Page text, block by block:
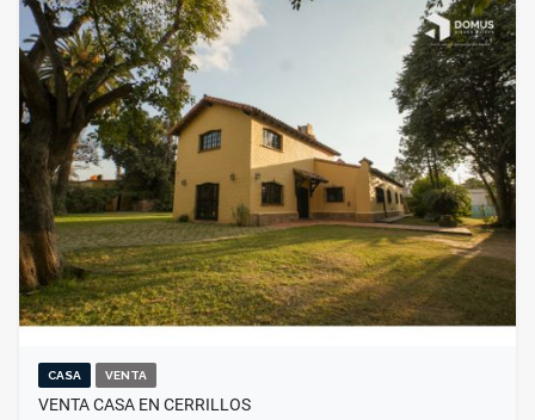
CASA VENTA
VENTA CASA EN CERRILLOS